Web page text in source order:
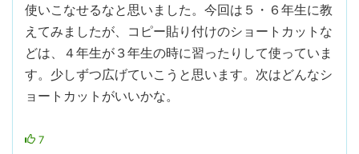
使いこなせるなと思いました。今回は５・６年生に教
えてみましたが、コピー貼り付けのショートカットな
どは、４年生が３年生の時に習ったりして使っていま
す。少しずつ広げていこうと思います。次はどんなシ
ョートカットがいいかな。
7